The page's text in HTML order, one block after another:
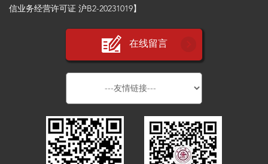
信业务经营许可证 沪B2-20231019】
在线留言